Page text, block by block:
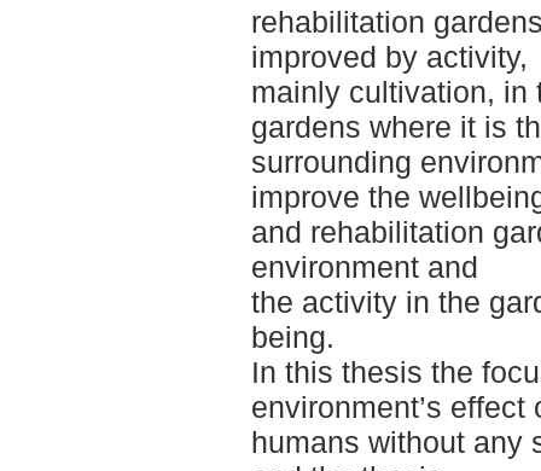
rehabilitation
improved by activity,
mainly cultivation, in
gardens where it is
surrounding
improve the
and rehabilitation
environment and
the activity in the
being.
In this thesis the
environment’s effect
humans without any